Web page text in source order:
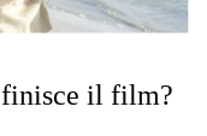
finisce il film?